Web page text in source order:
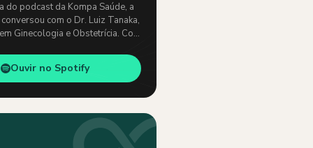
do podcast da Kompa Saúde, a
com o Dr. Luiz Tanaka,
Ginecologia e Obstetrícia. Com
Ouvir no Spotify